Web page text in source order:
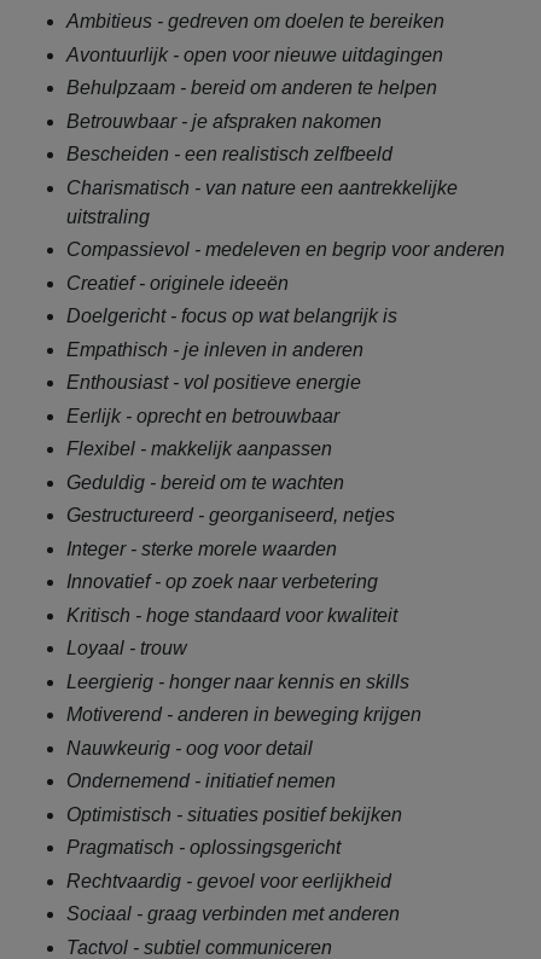
Ambitieus - gedreven om doelen te bereiken
Avontuurlijk - open voor nieuwe uitdagingen
Behulpzaam - bereid om anderen te helpen
Betrouwbaar - je afspraken nakomen
Bescheiden - een realistisch zelfbeeld
Charismatisch - van nature een aantrekkelijke
uitstraling
Compassievol - medeleven en begrip voor anderen
Creatief - originele ideeën
Doelgericht - focus op wat belangrijk is
Empathisch - je inleven in anderen
Enthousiast - vol positieve energie
Eerlijk - oprecht en betrouwbaar
Flexibel - makkelijk aanpassen
Geduldig - bereid om te wachten
Gestructureerd - georganiseerd, netjes
Integer - sterke morele waarden
Innovatief - op zoek naar verbetering
Kritisch - hoge standaard voor kwaliteit
Loyaal - trouw
Leergierig - honger naar kennis en skills
Motiverend - anderen in beweging krijgen
Nauwkeurig - oog voor detail
Ondernemend - initiatief nemen
Optimistisch - situaties positief bekijken
Pragmatisch - oplossingsgericht
Rechtvaardig - gevoel voor eerlijkheid
Sociaal - graag verbinden met anderen
Tactvol - subtiel communiceren